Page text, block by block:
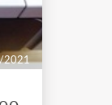
2021